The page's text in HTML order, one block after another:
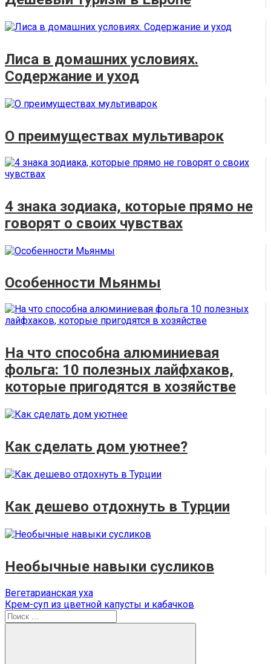
Лиса в домашних условиях.
Содержание и уход
О преимуществах мультиварок
4 знака зодиака, которые прямо не
говорят о своих чувствах
Особенности Мьянмы
На что способна алюминиевая
фольга: 10 полезных лайфхаков,
которые пригодятся в хозяйстве
Как сделать дом уютнее?
Как дешево отдохнуть в Турции
Необычные навыки сусликов
Навигация
по
записям
Предыдущая
запись:
Вегетарианская уха
Следующая
запись:
Крем-суп из цветной капусты и кабачков
Поиск
для: